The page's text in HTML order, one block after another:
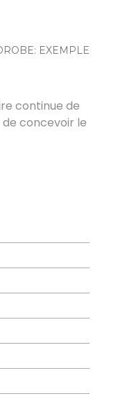
EXEMPLE
continue de
concevoir le